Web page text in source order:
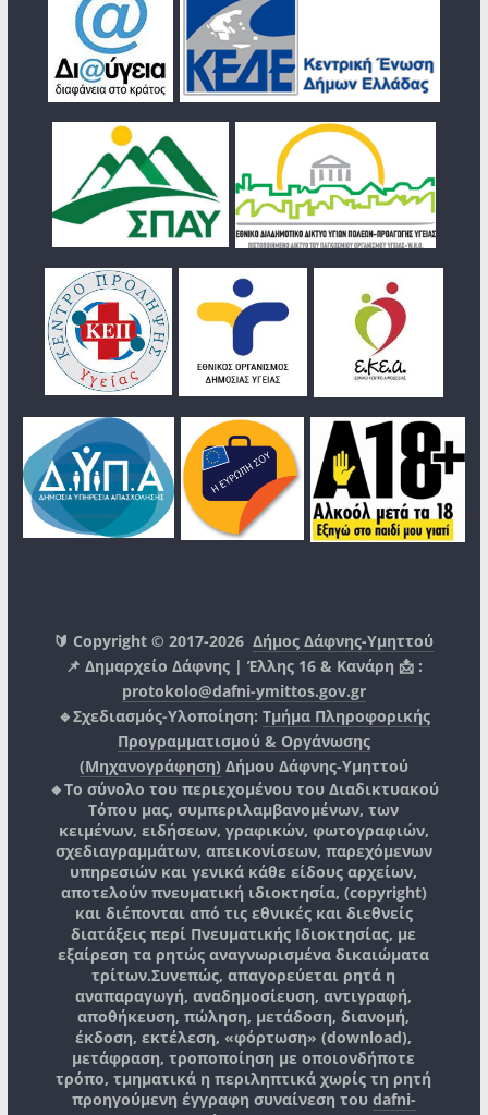
🔰 Copyright © 2017-2026Δήμος Δάφνης-Υμηττού
📌 Δημαρχείο Δάφνης | Έλλης 16 & Κανάρη 📩 :
protokolo@dafni-ymittos.gov.gr
🔹Σχεδιασμός-Υλοποίηση: Τμήμα Πληροφορικής
Προγραμματισμού & Οργάνωσης
(Μηχανογράφηση) Δήμου Δάφνης-Υμηττού
🔸Το σύνολο του περιεχομένου του Διαδικτυακού
Τόπου μας, συμπεριλαμβανομένων, των
κειμένων, ειδήσεων, γραφικών, φωτογραφιών,
σχεδιαγραμμάτων, απεικονίσεων, παρεχόμενων
υπηρεσιών και γενικά κάθε είδους αρχείων,
αποτελούν πνευματική ιδιοκτησία, (copyright)
και διέπονται από τις εθνικές και διεθνείς
διατάξεις περί Πνευματικής Ιδιοκτησίας, με
εξαίρεση τα ρητώς αναγνωρισμένα δικαιώματα
τρίτων.Συνεπώς, απαγορεύεται ρητά η
αναπαραγωγή, αναδημοσίευση, αντιγραφή,
αποθήκευση, πώληση, μετάδοση, διανομή,
έκδοση, εκτέλεση, «φόρτωση» (download),
μετάφραση, τροποποίηση με οποιονδήποτε
τρόπο, τμηματικά η περιληπτικά χωρίς τη ρητή
προηγούμενη έγγραφη συναίνεση του dafni-